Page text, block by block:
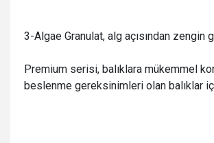
3-Algae Granulat, alg açısından zengin
Premium serisi, balıklara mükemmel
beslenme gereksinimleri olan balıklar